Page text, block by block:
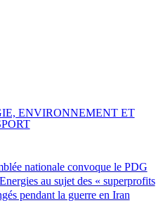
nationale convoque le PDG
au sujet des « superprofits
pendant la guerre en Iran
ENVIRONNEMENT ET